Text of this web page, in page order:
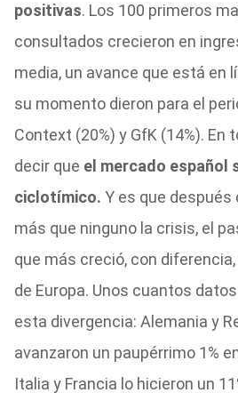
positivas. Los 100 primeros
consultados crecieron en
media, un avance que está en
su momento dieron para el
Context (20%) y GfK (14%). En
decir que el mercado español
ciclotímico. Y es que
más que ninguno la crisis, el
que más creció, con
de Europa. Unos cuantos
esta divergencia: Alemania y
avanzaron un paupérrimo 1%
Italia y Francia lo hicieron un